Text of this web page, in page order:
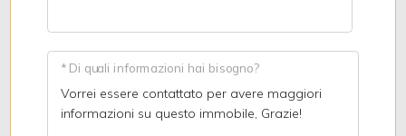
* Di quali informazioni hai bisogno?